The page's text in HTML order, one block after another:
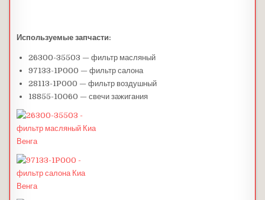
Используемые запчасти:
26300-35503 — фильтр масляный
97133-1P000 — фильтр салона
28113-1P000 — фильтр воздушный
18855-10060 — свечи зажигания